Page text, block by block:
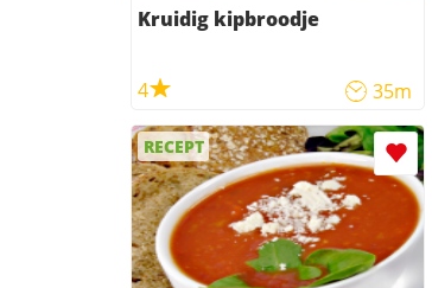
Kruidig kipbroodje
4 35m
RECEPT